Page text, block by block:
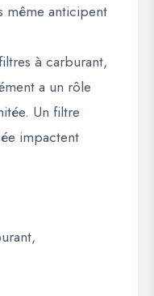
même anticipent
à carburant,
a un rôle
Un filtre
impactent